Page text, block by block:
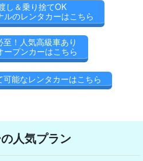
し＆乗り捨てOK
のレンタカーはこちら
至！人気高級車あり
ープンカーはこちら
能なレンタカーはこちら
人気プラン